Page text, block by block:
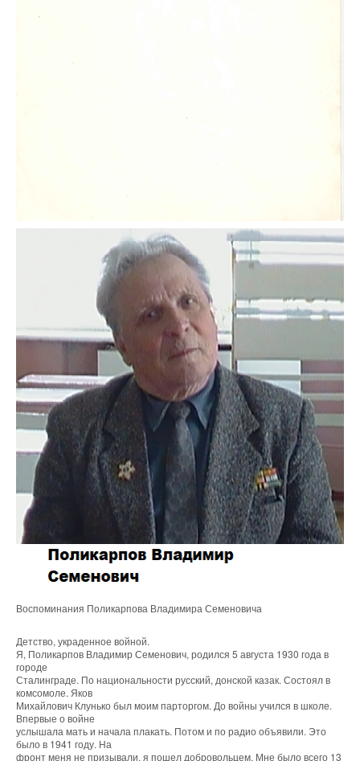
Воспоминания Поликарпова Владимира Семеновича
Детство, украденное войной.
Я, Поликарпов Владимир Семенович, родился 5 августа 1930 года в
городе
Сталинграде. По национальности русский, донской казак. Состоял в
комсомоле. Яков
Михайлович Клунько был моим парторгом. До войны учился в школе.
Впервые о войне
услышала мать и начала плакать. Потом и по радио объявили. Это
было в 1941 году. На
фронт меня не призывали, я пошел добровольцем. Мне было всего 13